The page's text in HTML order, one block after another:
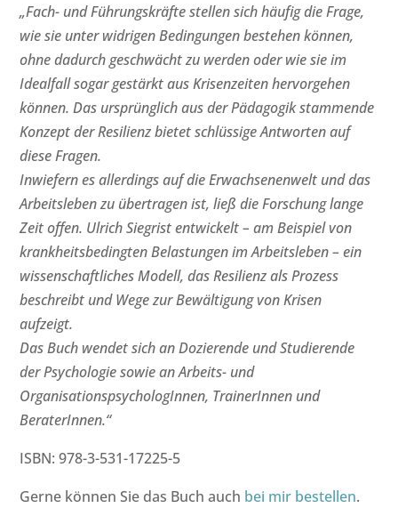
„Fach- und Führungskräfte stellen sich häufig die Frage,
wie sie unter widrigen Bedingungen bestehen können,
ohne dadurch geschwächt zu werden oder wie sie im
Idealfall sogar gestärkt aus Krisenzeiten hervorgehen
können. Das ursprünglich aus der Pädagogik stammende
Konzept der Resilienz bietet schlüssige Antworten auf
diese Fragen.
Inwiefern es allerdings auf die Erwachsenenwelt und das
Arbeitsleben zu übertragen ist, ließ die Forschung lange
Zeit offen. Ulrich Siegrist entwickelt – am Beispiel von
krankheitsbedingten Belastungen im Arbeitsleben – ein
wissenschaftliches Modell, das Resilienz als Prozess
beschreibt und Wege zur Bewältigung von Krisen
aufzeigt.
Das Buch wendet sich an Dozierende und Studierende
der Psychologie sowie an Arbeits- und
OrganisationspsychologInnen, TrainerInnen und
BeraterInnen.“
ISBN: 978-3-531-17225-5
Gerne können Sie das Buch auch bei mir bestellen.